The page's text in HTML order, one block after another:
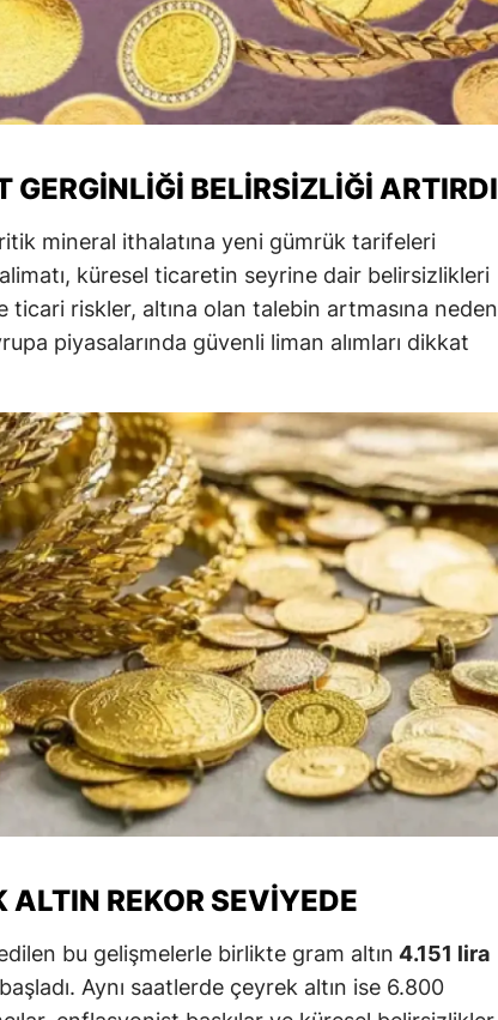
Sinop
Sivas
Tekirdağ
Tokat
Tunceli
Şanlıurfa
Van
Yozgat
Zonguldak
Aksaray
Bayburt
Karaman
Kırıkkale
Batman
Şırnak
Ardahan
Iğdır
Yalova
GERGINLIĞI BELIRSIZLIĞI ARTIRDI
mineral ithalatına yeni gümrük tarifeleri
küresel ticaretin seyrine dair belirsizlikleri
ticari riskler, altına olan talebin artmasına neden
piyasalarında güvenli liman alımları dikkat
ALTIN REKOR SEVIYEDE
bu gelişmelerle birlikte gram altın 4.151 lira
Aynı saatlerde çeyrek altın ise 6.800